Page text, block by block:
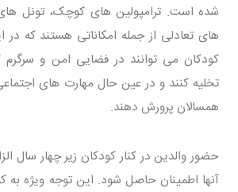
شده است. ترامپولین های کوچک، تونل
های تعادلی از جمله امکاناتی هستند که در
کودکان می توانند در فضایی امن و سرگرم
تخلیه کنند و در عین حال مهارت های
همسالان پرورش دهند.
حضور والدین در کنار کودکان زیر چهار سال
آنها اطمینان حاصل شود. این توجه ویژه به